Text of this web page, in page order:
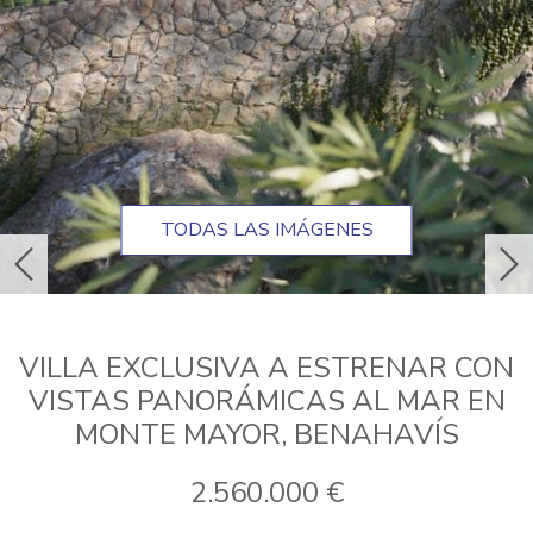
anterior
TODAS LAS IMÁGENES
VILLA EXCLUSIVA A ESTRENAR CON
VISTAS PANORÁMICAS AL MAR EN
MONTE MAYOR, BENAHAVÍS
2.560.000 €